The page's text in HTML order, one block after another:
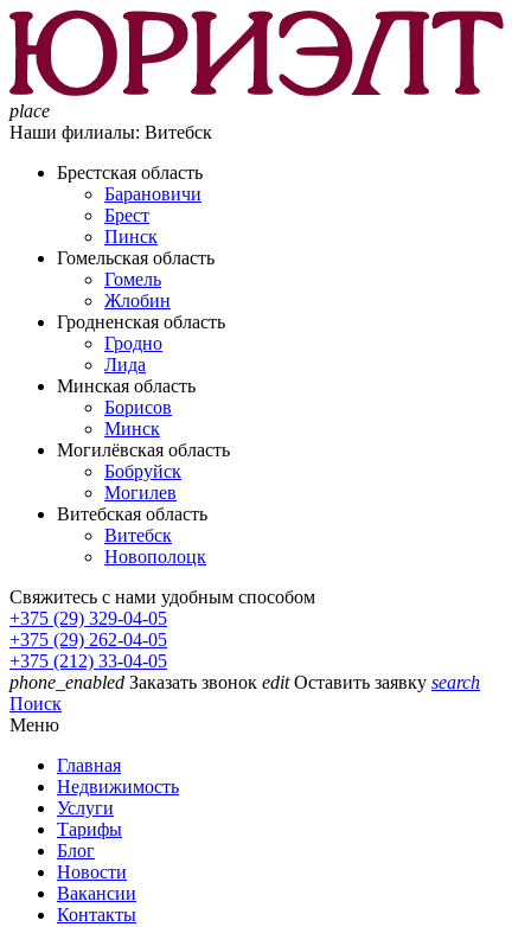
place
Наши филиалы: Витебск
Брестская область
Барановичи
Брест
Пинск
Гомельская область
Гомель
Жлобин
Гродненская область
Гродно
Лида
Минская область
Борисов
Минск
Могилёвская область
Бобруйск
Могилев
Витебская область
Витебск
Новополоцк
Свяжитесь с нами удобным способом
+375 (29) 329-04-05
+375 (29) 262-04-05
+375 (212) 33-04-05
phone_enabled Заказать звонок edit Оставить заявку search
Поиск
Меню
Главная
Недвижимость
Услуги
Тарифы
Блог
Новости
Вакансии
Контакты